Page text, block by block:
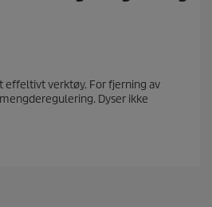
effeltivt verktøy. For fjerning av
Dyser ikke